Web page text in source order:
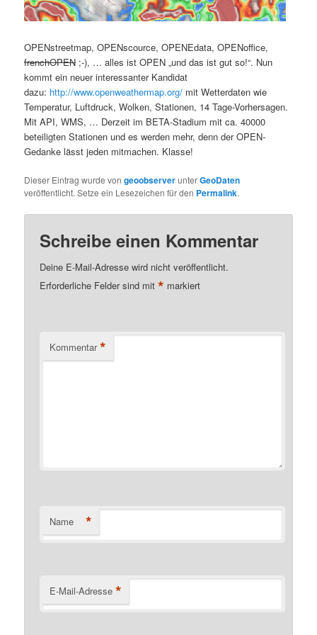
OPENstreetmap, OPENscource, OPENEdata, OPENoffice,
frenchOPEN ;-), … alles ist OPEN „und das ist gut so!“. Nun
kommt ein neuer interessanter Kandidat
dazu: http://www.openweathermap.org/ mit Wetterdaten wie
Temperatur, Luftdruck, Wolken, Stationen, 14 Tage-Vorhersagen.
Mit API, WMS, … Derzeit im BETA-Stadium mit ca. 40000
beteiligten Stationen und es werden mehr, denn der OPEN-
Gedanke lässt jeden mitmachen. Klasse!
Dieser Eintrag wurde vongeoobserverunterGeoDaten
veröffentlicht. Setze ein Lesezeichen für den Permalink.
Schreibe einen Kommentar
Deine E-Mail-Adresse wird nicht veröffentlicht.
Erforderliche Felder sind mit* markiert
Kommentar *
Name *
E-Mail-Adresse *